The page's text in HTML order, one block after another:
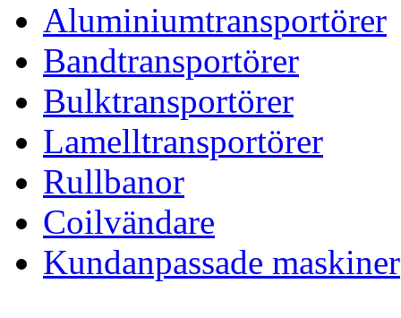
Aluminiumtransportörer
Bandtransportörer
Bulktransportörer
Lamelltransportörer
Rullbanor
Coilvändare
Kundanpassade maskiner